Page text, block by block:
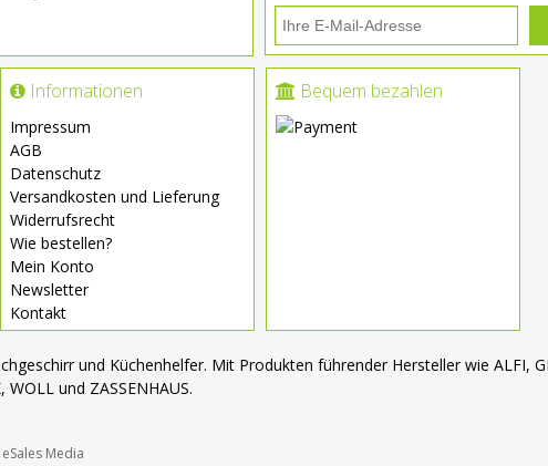
Informationen
Impressum
AGB
Datenschutz
Versandkosten und Lieferung
Widerrufsrecht
Wie bestellen?
Mein Konto
Newsletter
Kontakt
Bequem bezahlen
und Küchenhelfer. Mit Produkten führender Hersteller wie ALFI,
WOLL und ZASSENHAUS.
Media